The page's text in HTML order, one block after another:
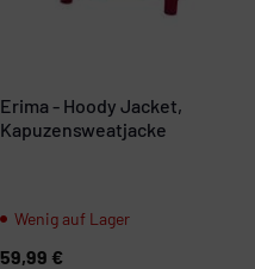
Erima - Hoody Jacket,
Kapuzensweatjacke
Wenig auf Lager
59,99 €